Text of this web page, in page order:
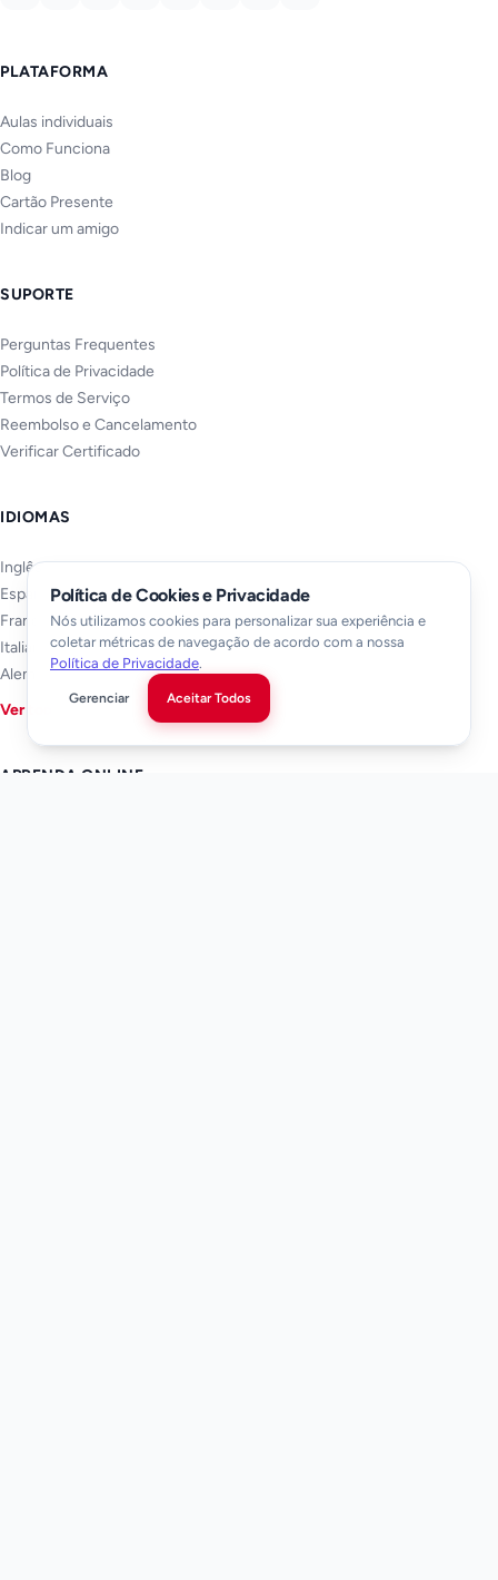
PLATAFORMA
Aulas individuais
Como Funciona
Blog
Cartão Presente
Indicar um amigo
SUPORTE
Perguntas Frequentes
Política de Privacidade
Termos de Serviço
Reembolso e Cancelamento
Verificar Certificado
IDIOMAS
Inglês
Espanhol
Francês
Italiano
Alemão
Ver todos →
APRENDA ONLINE
Política de Cookies e Privacidade
Nós utilizamos cookies para personalizar sua experiência e
coletar métricas de navegação de acordo com a nossa
Política de Privacidade.
Gerenciar Aceitar Todos